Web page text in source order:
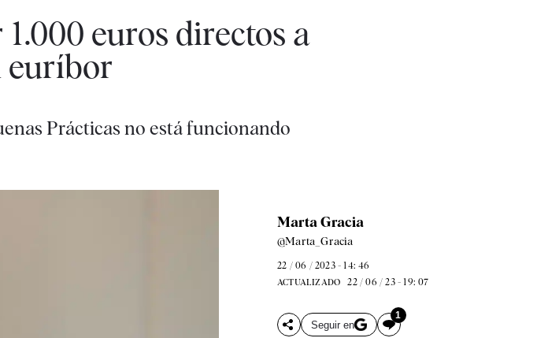
euros directos a
euríbor
Prácticas no está funcionando
Marta Gracia
@Marta_Gracia
22 / 06 / 2023 - 14: 46
ACTUALIZADO 22 / 06 / 23 - 19: 07
Seguir en
1